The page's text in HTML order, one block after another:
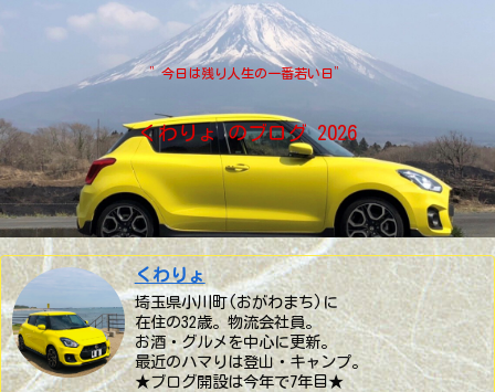
”今日は残り人生の一番若い日”
くわりょ のブログ 2026
くわりょ
埼玉県小川町(おがわまち)に
在住の32歳。物流会社員。
お酒・グルメを中心に更新。
最近のハマりは登山・キャンプ。
★ブログ開設は今年で7年目★